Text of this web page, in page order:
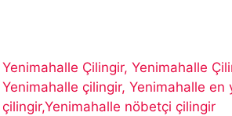
Yenimahalle Çilingir, Yenimahalle
Yenimahalle çilingir, Yenimahalle en
çilingir,Yenimahalle nöbetçi çilingir